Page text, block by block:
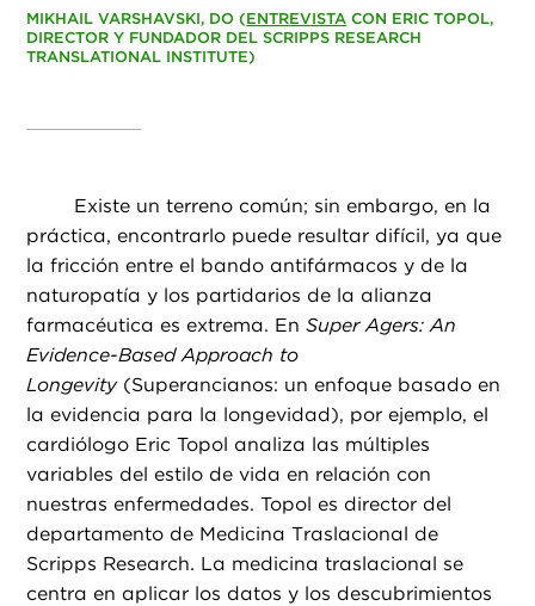
MIKHAIL VARSHAVSKI, DO (ENTREVISTA CON ERIC TOPOL,
DIRECTOR Y FUNDADOR DEL SCRIPPS RESEARCH
TRANSLATIONAL INSTITUTE)
Existe un terreno común; sin embargo, en la
práctica, encontrarlo puede resultar difícil, ya que
la fricción entre el bando antifármacos y de la
naturopatía y los partidarios de la alianza
farmacéutica es extrema. EnSuper Agers: An
Evidence-Based Approach to
Longevity (Superancianos: un enfoque basado en
la evidencia para la longevidad), por ejemplo, el
cardiólogo Eric Topol analiza las múltiples
variables del estilo de vida en relación con
nuestras enfermedades. Topol es director del
departamento de Medicina Traslacional de
Scripps Research. La medicina traslacional se
centra en aplicar los datos y los descubrimientos